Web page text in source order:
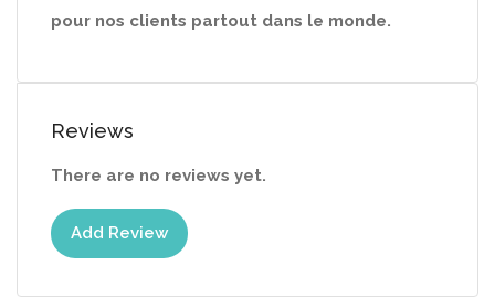
pour nos clients partout dans le monde.
Reviews
There are no reviews yet.
Add Review